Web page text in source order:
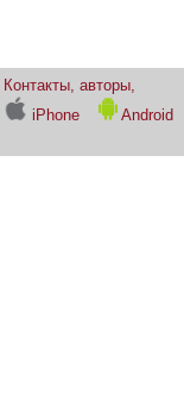
Контакты, авторы,
iPhone
Android